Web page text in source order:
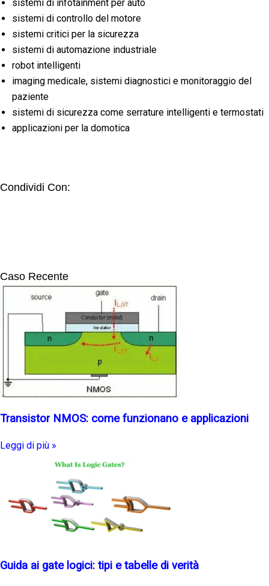
sistemi di infotainment per auto
sistemi di controllo del motore
sistemi critici per la sicurezza
sistemi di automazione industriale
robot intelligenti
imaging medicale, sistemi diagnostici e monitoraggio del
paziente
sistemi di sicurezza come serrature intelligenti e termostati
applicazioni per la domotica
Condividi Con:
Caso Recente
Transistor NMOS: come funzionano e applicazioni
Leggi di più »
Guida ai gate logici: tipi e tabelle di verità